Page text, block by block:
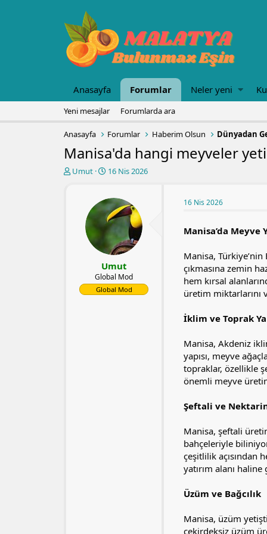
Anasayfa Forumlar Neler yeni
Yeni mesajlar Forumlarda ara
Anasayfa Forumlar Haberim Olsun Dünyadan
Manisa'da hangi meyveler
K
Umut
B
l
a
n
g
ç
t
a
r
16 Nis 2026
Umut
Global Mod
Global Mod
16 Nis 2026
Manisa’da
Manisa,
çıkmasına zemin
hem kırsal
üretim miktarlarını
İklim ve Toprak
Manisa, Akdeniz
yapısı, meyve
topraklar, özellikle
önemli meyve
Şeftali ve
Manisa, şeftali
bahçeleriyle
çeşitlilik açısından
yatırım alanı
Üzüm ve Bağcılık
Manisa, üzüm
çekirdeksiz üzüm